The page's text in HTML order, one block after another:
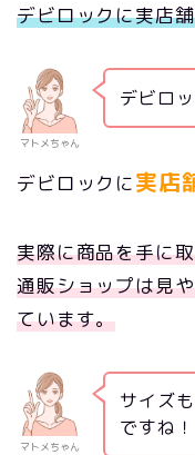
デビロックに実店舗
マトメちゃん
デビロ
デビロックに実店
実際に商品を手に
通販ショップは見
ています。
マトメちゃん
サイズ
ですね！